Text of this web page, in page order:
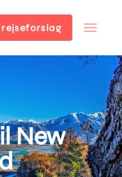
rejseforslag
New